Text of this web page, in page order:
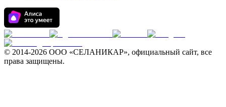
© 2014-2026 ООО «СЕЛАНИКАР», официальный сайт, все
права защищены.